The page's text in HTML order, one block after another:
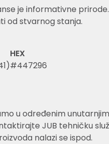
je informativne
od stvarnog stanja.
HEX
#447296
u određenim
JUB tehničku
nalazi se ispod.